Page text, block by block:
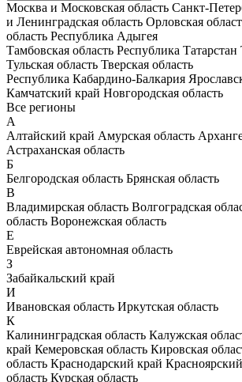
Москва и Московская область Санкт-
и Ленинградская область Орловская
область Республика Адыгея
Тамбовская область Республика Татарстан
Тульская область Тверская область
Республика Кабардино-Балкария
Камчатский край Новгородская область
Все регионы
А
Алтайский край Амурская область
Астраханская область
Б
Белгородская область Брянская область
В
Владимирская область Волгоградская
область Воронежская область
Е
Еврейская автономная область
З
Забайкальский край
И
Ивановская область Иркутская область
К
Калининградская область Калужская
край Кемеровская область Кировская
область Краснодарский край
область Курская область